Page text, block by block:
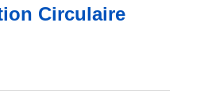
Circulaire